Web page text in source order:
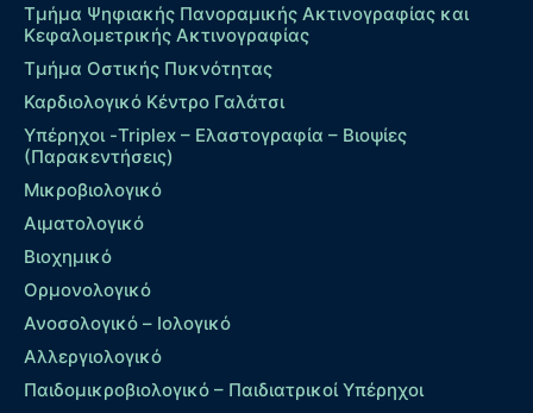
Τμήμα Ψηφιακής Πανοραμικής Ακτινογραφίας και
Κεφαλομετρικής Ακτινογραφίας
Τμήμα Οστικής Πυκνότητας
Καρδιολογικό Κέντρο Γαλάτσι
Υπέρηχοι -Triplex – Eλαστογραφία – Βιοψίες
(Παρακεντήσεις)
Μικροβιολογικό
Αιματολογικό
Βιοχημικό
Ορμονολογικό
Ανοσολογικό – Ιολογικό
Αλλεργιολογικό
Παιδομικροβιολογικό – Παιδιατρικοί Υπέρηχοι